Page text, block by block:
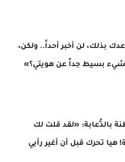
بذلك، لن أخبر أحداً.. ولكن،
بسيط جداً عن هويتي؟»
بالدُّعابة: «لقد قلت لك
تحرك قبل أن أغير رأيي